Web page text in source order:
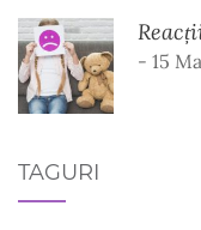
- 15
TAGURI